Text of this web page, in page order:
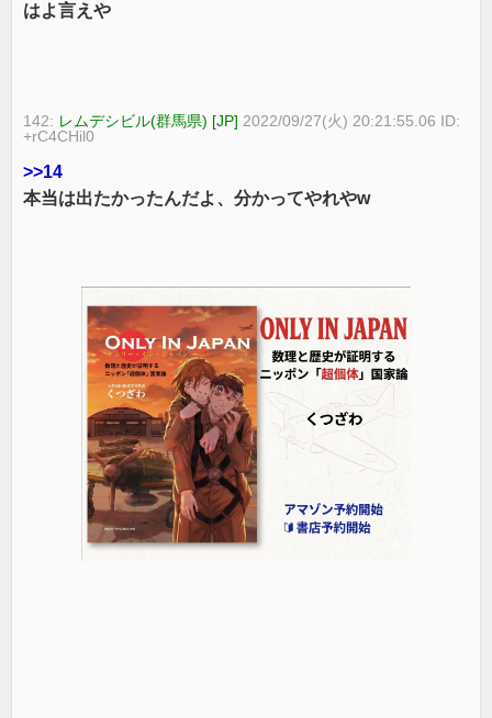
はよ言えや
142: レムデシビル(群馬県) [JP] 2022/09/27(火) 20:21:55.06 ID:
+rC4CHil0
>>14
本当は出たかったんだよ、分かってやれやw